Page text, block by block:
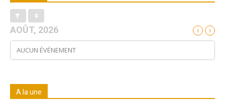
AOÛT, 2026
AUCUN ÉVÉNEMENT
A la une